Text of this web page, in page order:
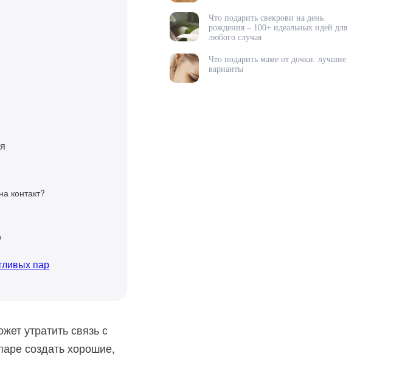
контакт?
пар
утратить связь с
создать хорошие,
Что подарить свекрови на день
рождения – 100+ идеальных идей для
любого случая
Что подарить маме от дочки: лучшие
варианты